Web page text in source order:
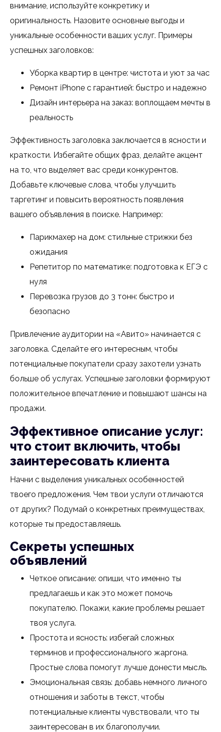
внимание, используйте конкретику и
оригинальность. Назовите основные выгоды и
уникальные особенности ваших услуг. Примеры
успешных заголовков:
Уборка квартир в центре: чистота и уют за час
Ремонт iPhone с гарантией: быстро и надежно
Дизайн интерьера на заказ: воплощаем мечты в
реальность
Эффективность заголовка заключается в ясности и
краткости. Избегайте общих фраз, делайте акцент
на то, что выделяет вас среди конкурентов.
Добавьте ключевые слова, чтобы улучшить
таргетинг и повысить вероятность появления
вашего объявления в поиске. Например:
Парикмахер на дом: стильные стрижки без
ожидания
Репетитор по математике: подготовка к ЕГЭ с
нуля
Перевозка грузов до 3 тонн: быстро и
безопасно
Привлечение аудитории на «Авито» начинается с
заголовка. Сделайте его интересным, чтобы
потенциальные покупатели сразу захотели узнать
больше об услугах. Успешные заголовки формируют
положительное впечатление и повышают шансы на
продажи.
Эффективное описание услуг:
что стоит включить, чтобы
заинтересовать клиента
Начни с выделения уникальных особенностей
твоего предложения. Чем твои услуги отличаются
от других? Подумай о конкретных преимуществах,
которые ты предоставляешь.
Секреты успешных
объявлений
Четкое описание: опиши, что именно ты
предлагаешь и как это может помочь
покупателю. Покажи, какие проблемы решает
твоя услуга.
Простота и ясность: избегай сложных
терминов и профессионального жаргона.
Простые слова помогут лучше донести мысль.
Эмоциональная связь: добавь немного личного
отношения и заботы в текст, чтобы
потенциальные клиенты чувствовали, что ты
заинтересован в их благополучии.